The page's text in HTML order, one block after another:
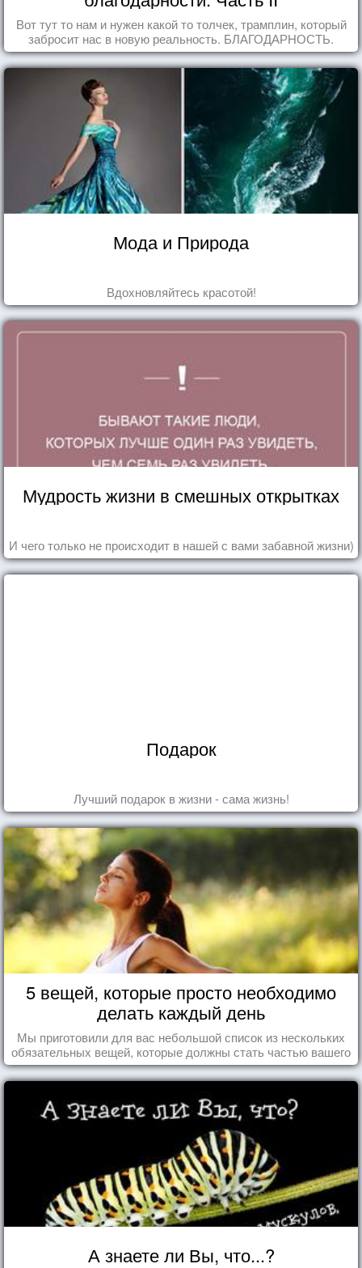
Вот тут то нам и нужен какой то толчек, трамплин, который
забросит нас в новую реальность. БЛАГОДАРНОСТЬ.
Мода и Природа
Вдохновляйтесь красотой!
Мудрость жизни в смешных открытках
И чего только не происходит в нашей с вами забавной жизни)
Подарок
Лучший подарок в жизни - сама жизнь!
5 вещей, которые просто необходимо
делать каждый день
Мы приготовили для вас небольшой список из нескольких
обязательных вещей, которые должны стать частью вашего
дня.
А знаете ли Вы, что...?